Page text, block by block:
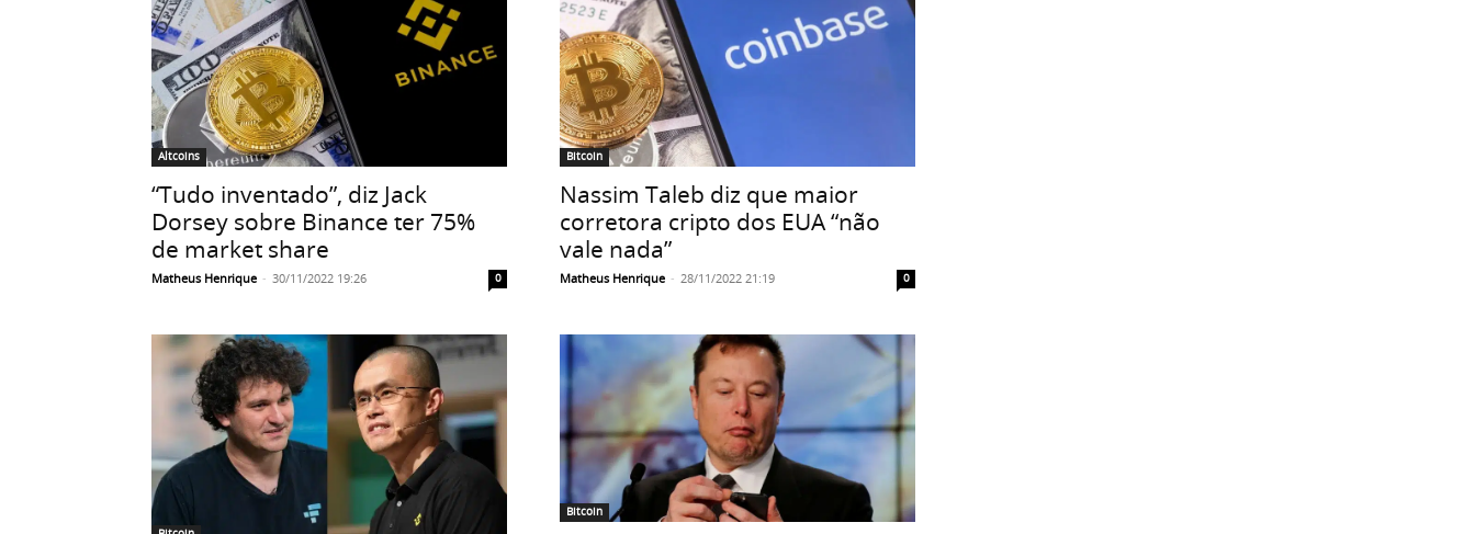
Altcoins
“Tudo inventado”, diz Jack
Dorsey sobre Binance ter 75%
de market share
Matheus Henrique - 30/11/2022 19:26 0
Bitcoin
Nassim Taleb diz que maior
corretora cripto dos EUA “não
vale nada”
Matheus Henrique - 28/11/2022 21:19 0
Bitcoin